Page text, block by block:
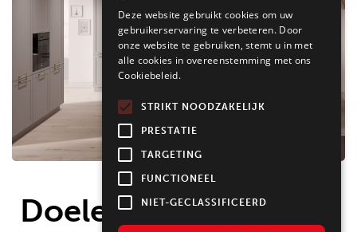
Doelen
Deze website gebruikt cookies om uw
gebruikerservaring te verbeteren. Door
onze website te gebruiken, stemt u in met
alle cookies in overeenstemming met ons
Cookiebeleid.
STRIKT NOODZAKELIJK
PRESTATIE
TARGETING
FUNCTIONEEL
NIET-GECLASSIFICEERD